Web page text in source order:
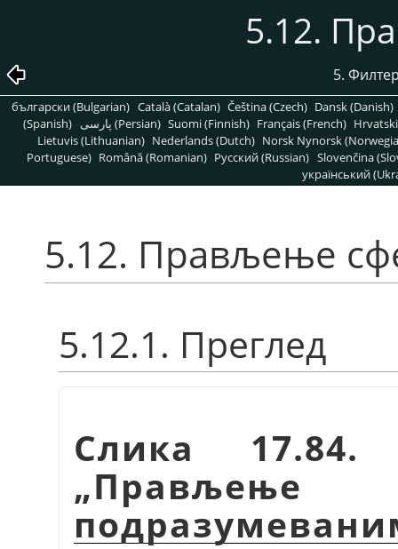
5.12.
5.
български (Bulgarian) Català (Catalan) Čeština (Czech) Dansk (Danish)
(Spanish)
پارسی (Persian) Suomi (Finnish) Français (French)
Lietuvis (Lithuanian) Nederlands (Dutch) Norsk Nynorsk
Portuguese) Română (Romanian) Pусский (Russian) Slovenčina
український
5.12. Прављење
5.12.1. Преглед
Слика